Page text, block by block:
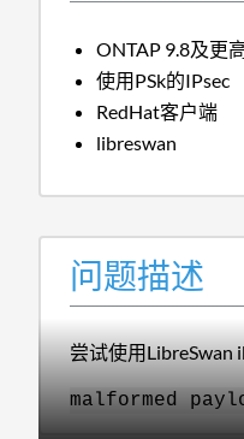
ONTAP 9.8及更
使用PSk的IPsec
RedHat客户端
libreswan
问题描述
尝试使用LibreSwan
malformed